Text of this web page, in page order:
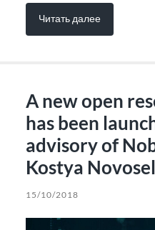
Читать далее
A new open
has been
advisory of
Kostya
15/10/2018